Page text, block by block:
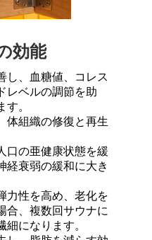
効能
し、血糖値、コレス
レベルの調節を助
す。
体組織の修復と再生
口の亜健康状態を緩
経衰弱の緩和に大き
力性を高め、老化を
合、複数回サウナに
細になります。